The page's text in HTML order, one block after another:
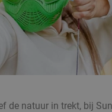
natuur in trekt, bij